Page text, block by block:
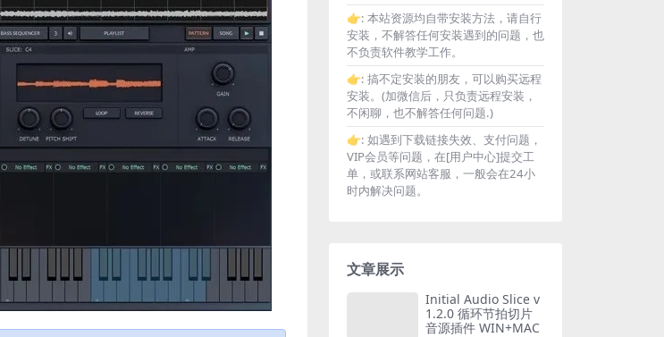
👉: 本站资源均自带安装方法，请自行
安装，不解答任何安装遇到的问题，也
不负责软件教学工作。
👉: 搞不定安装的朋友，可以购买远程
安装。(加微信后，只负责远程安装，
不闲聊，也不解答任何问题.)
👉: 如遇到下载链接失效、支付问题，
VIP会员等问题，在[用户中心]提交工
单，或联系网站客服，一般会在24小
时内解决问题。
文章展示
Initial Audio Slice v
1.2.0 循环节拍切片
音源插件 WIN+MAC